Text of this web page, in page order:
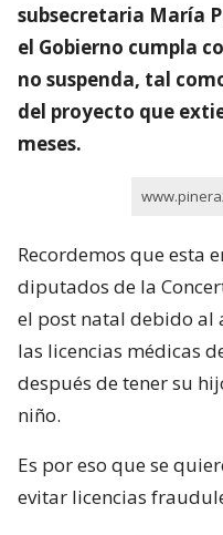
subsecretaria María
el Gobierno cumpla
no suspenda, tal
del proyecto que
meses.
Recordemos que esta
diputados de la
el post natal debido al
las licencias médicas
después de tener su
niño.
Es por eso que se
evitar licencias